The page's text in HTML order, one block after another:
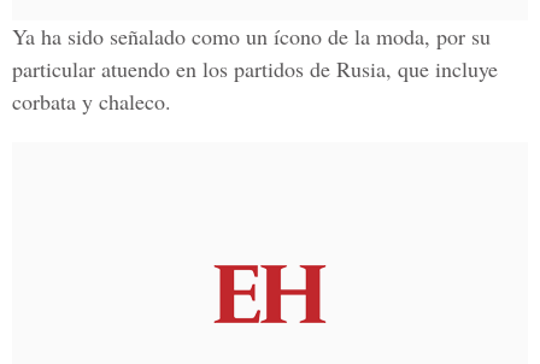
Ya ha sido señalado como un ícono de la moda, por su
particular atuendo en los partidos de Rusia, que incluye
corbata y chaleco.